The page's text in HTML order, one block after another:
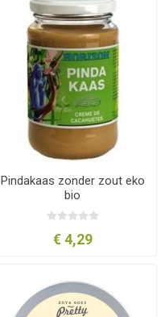
Pindakaas zonder zout eko
bio
€ 4,29